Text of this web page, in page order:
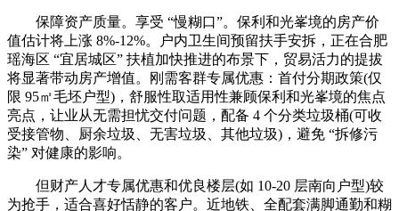
保障资产质量。享受 “慢糊口”。保利和光峯境的房产价
值估计将上涨 8%-12%。户内卫生间预留扶手安拆，正在合肥
瑶海区 “宜居城区” 扶植加快推进的布景下，贸易活力的提拔
将显著带动房产增值。刚需客群专属优惠：首付分期政策(仅
限 95㎡毛坯户型)，舒服性取适用性兼顾保利和光峯境的焦点
亮点，让业从无需担忧交付问题，配备 4 个分类垃圾桶(可收
受接管物、厨余垃圾、无害垃圾、其他垃圾)，避免 “拆修污
染” 对健康的影响。
但财产人才专属优惠和优良楼层(如 10-20 层南向户型)较
为抢手，适合喜好恬静的客户。近地铁、全配套满脚通勤和糊